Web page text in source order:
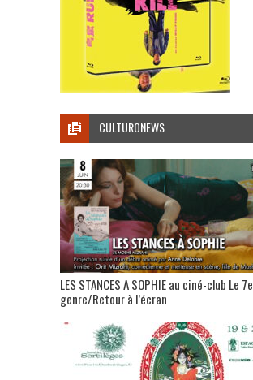
CULTURONEWS
LES STANCES A SOPHIE au ciné-club Le 7e
genre/Retour à l’écran